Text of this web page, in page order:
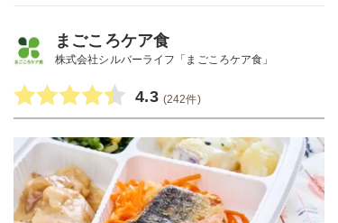
まごころケア食
株式会社シルバーライフ「まごころケア食」
4.3 (242件)